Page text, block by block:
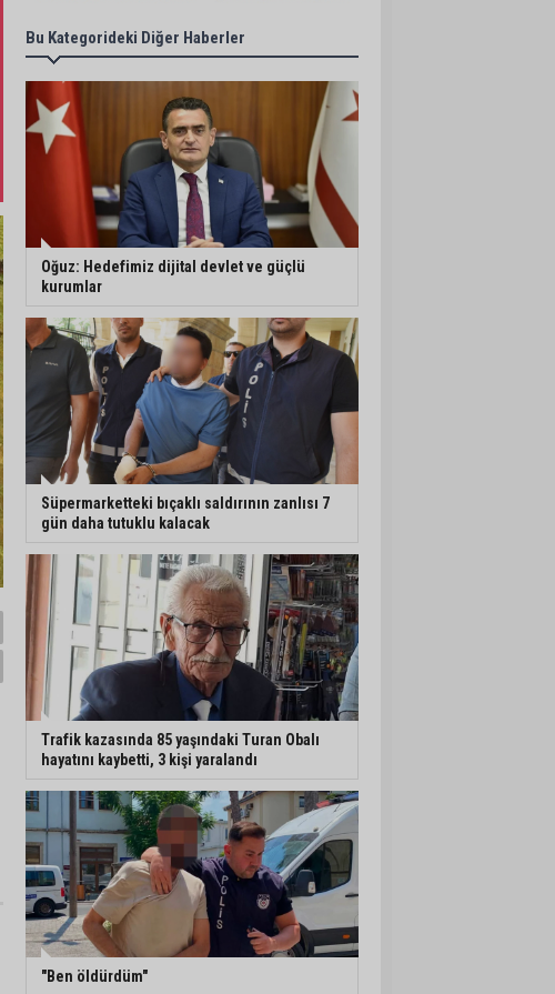
Bu Kategorideki Diğer Haberler
Oğuz: Hedefimiz dijital devlet ve güçlü
kurumlar
Süpermarketteki bıçaklı saldırının zanlısı 7
gün daha tutuklu kalacak
Trafik kazasında 85 yaşındaki Turan Obalı
hayatını kaybetti, 3 kişi yaralandı
"Ben öldürdüm"